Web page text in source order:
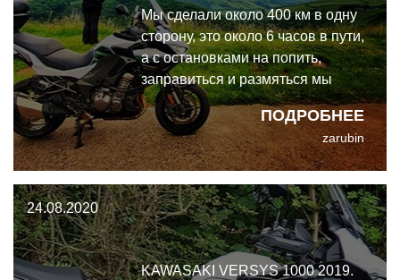
ПОДРОБНЕЕ
Мы сделали около 400 км в одну
сторону, это около 6 часов в пути,
а с остановками на попить,
заправиться и размяться мы
катались около 8 часов. И это
были прекрасные 8 часов с
Kawasaki Versys!
zarubin
24.08.2020
KAWASAKI VERSYS 1000 2019.